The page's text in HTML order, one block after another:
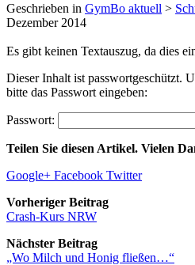
Geschrieben in GymBo aktuell >
Dezember 2014
Es gibt keinen Textauszug, da dies
Dieser Inhalt ist passwortgeschützt.
bitte das Passwort eingeben:
Passwort:
Teilen Sie diesen Artikel. Vielen
Google+ Facebook Twitter
Vorheriger Beitrag
Crash-Kurs NRW
Nächster Beitrag
„Wo Milch und Honig fließen…“